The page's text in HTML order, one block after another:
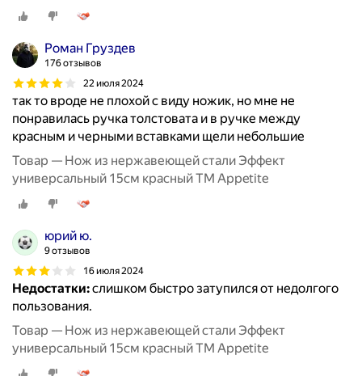
Роман Груздев
176 отзывов
22 июля 2024
так то вроде не плохой с виду ножик, но мне не
понравилась ручка толстовата и в ручке между
красным и черными вставками щели небольшие
Товар — Нож из нержавеющей стали Эффект
универсальный 15см красный ТМ Appetite
юрий ю.
9 отзывов
16 июля 2024
Недостатки:слишком быстро затупился от недолгого
пользования.
Товар — Нож из нержавеющей стали Эффект
универсальный 15см красный ТМ Appetite